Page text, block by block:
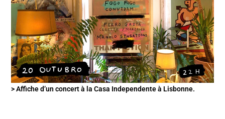
> Affiche d’un concert à la Casa Independente à Lisbonne.